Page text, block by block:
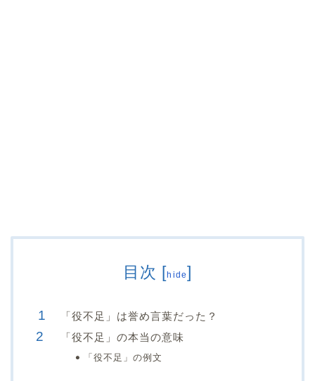
目次 [hide]
「役不足」は誉め言葉だった？
「役不足」の本当の意味
「役不足」の例文